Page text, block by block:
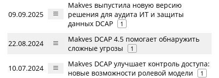
09.09.2025
Makves выпустила новую версию
решения для аудита ИТ и защиты
данных DCAP
1
22.08.2024
Makves DCAP 4.5 помогает обнаружить
сложные угрозы
1
10.07.2024
Makves DCAP улучшает контроль доступа:
новые возможности ролевой модели
1